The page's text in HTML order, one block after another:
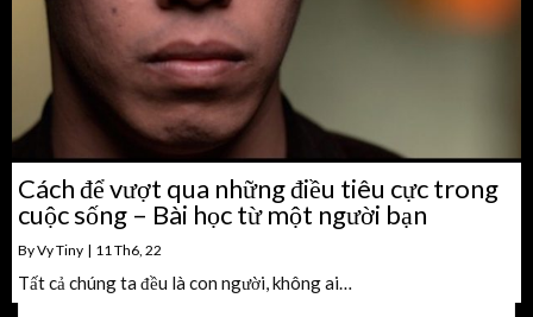
Cách để vượt qua những điều tiêu cực trong
cuộc sống – Bài học từ một người bạn
ByVy Tiny | 11 Th6, 22
Tất cả chúng ta đều là con người, không ai…